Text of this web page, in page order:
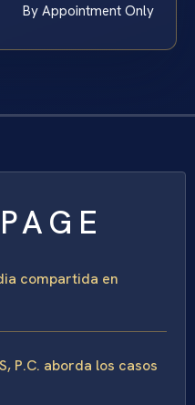
By Appointment Only
compartida en
P.C. aborda los casos